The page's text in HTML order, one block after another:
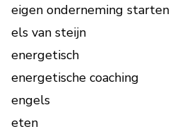
eigen onderneming starten
els van steijn
energetisch
energetische coaching
engels
eten